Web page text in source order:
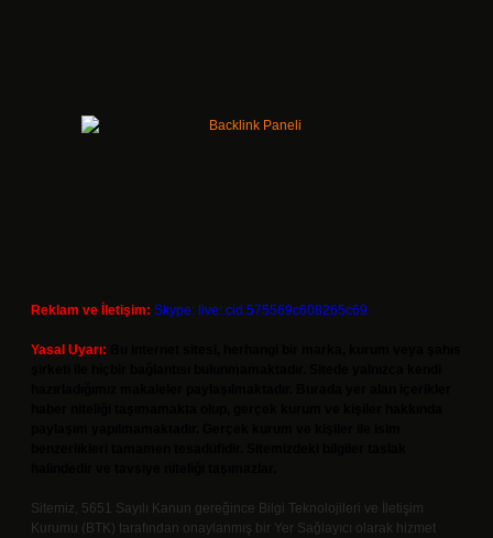
Reklam ve İletişim: Skype: live:.cid.575569c608265c69
Yasal Uyarı:
Sitemiz, 5651 Sayılı Kanun gereğince Bilgi Teknolojileri ve İletişim
Kurumu (BTK) tarafından onaylanmış bir Yer Sağlayıcı olarak hizmet